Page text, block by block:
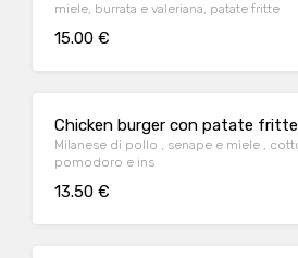
miele, burrata e valeriana, patate fritte
15.00 €
Chicken burger con patate fritte
Milanese di pollo , senape e miele , cotto alla brace ,
pomodoro e ins
13.50 €